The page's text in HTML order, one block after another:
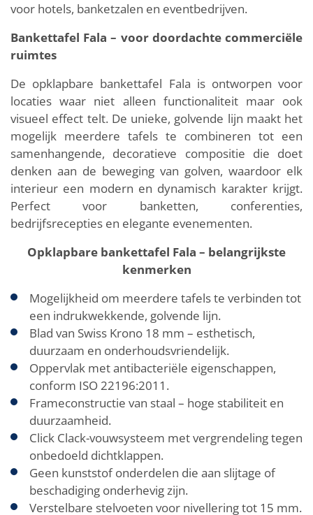
voor hotels, banketzalen en eventbedrijven.
Bankettafel Fala – voor doordachte commerciële
ruimtes
De opklapbare bankettafel Fala is ontworpen voor
locaties waar niet alleen functionaliteit maar ook
visueel effect telt. De unieke, golvende lijn maakt het
mogelijk meerdere tafels te combineren tot een
samenhangende, decoratieve compositie die doet
denken aan de beweging van golven, waardoor elk
interieur een modern en dynamisch karakter krijgt.
Perfect voor banketten, conferenties,
bedrijfsrecepties en elegante evenementen.
Opklapbare bankettafel Fala – belangrijkste
kenmerken
Mogelijkheid om meerdere tafels te verbinden tot
een indrukwekkende, golvende lijn.
Blad van Swiss Krono 18 mm – esthetisch,
duurzaam en onderhoudsvriendelijk.
Oppervlak met antibacteriële eigenschappen,
conform ISO 22196:2011.
Frameconstructie van staal – hoge stabiliteit en
duurzaamheid.
Click Clack-vouwsysteem met vergrendeling tegen
onbedoeld dichtklappen.
Geen kunststof onderdelen die aan slijtage of
beschadiging onderhevig zijn.
Verstelbare stelvoeten voor nivellering tot 15 mm.